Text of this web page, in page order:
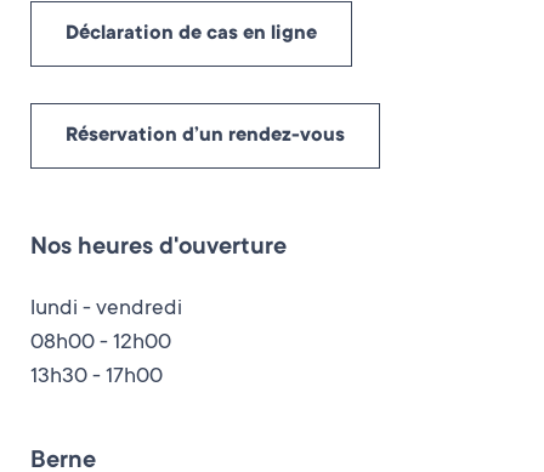
Déclaration de cas en ligne
Réservation d’un rendez-vous
Nos heures d'ouverture
lundi - vendredi
08h00 - 12h00
13h30 - 17h00
Berne